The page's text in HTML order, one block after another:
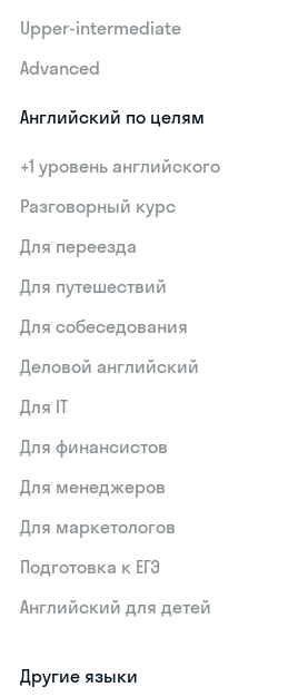
Upper-intermediate
Advanced
Английский по целям
+1 уровень английского
Разговорный курс
Для переезда
Для путешествий
Для собеседования
Деловой английский
Для IT
Для финансистов
Для менеджеров
Для маркетологов
Подготовка к ЕГЭ
Английский для детей
Другие языки